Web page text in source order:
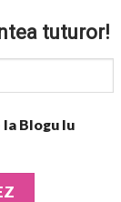
tuturor!
Blogu lu